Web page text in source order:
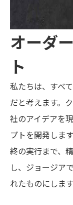
オーダ
ト
私たちは、すべ
だと考えます。
社のアイデアを
プトを開発しま
終の実行まで、
し、ジョージア
れたものにします